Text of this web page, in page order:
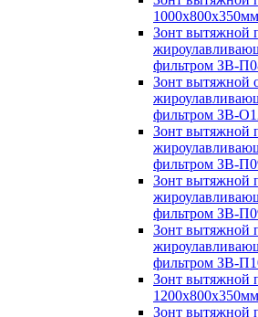
Зонт вытяжной
фильтром ЗВ-
Зонт вытяжной
фильтром ЗВ-
Зонт вытяжной
фильтром ЗВ-
Зонт вытяжной
фильтром ЗВ-
Зонт вытяжной
фильтром ЗВ-
Зонт вытяжной
Зонт вытяжной